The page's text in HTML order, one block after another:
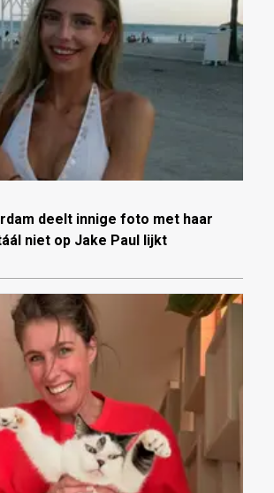
deelt innige foto met haar
niet op Jake Paul lijkt